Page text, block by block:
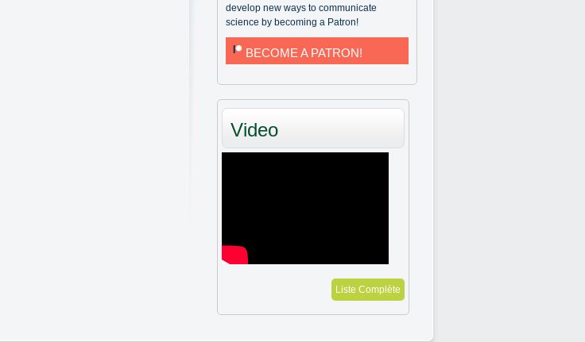
develop new ways to communicate
science by becoming a Patron!
BECOME A PATRON!
Video
Liste Complète